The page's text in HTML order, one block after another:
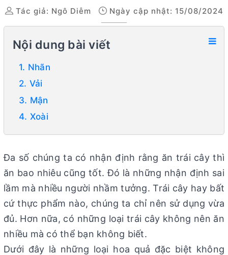
Tác giả: Ngô Diễm Ngày cập nhật: 15/08/2024
Nội dung bài viết
1. Nhãn
2. Vải
3. Mận
4. Xoài
Đa số chúng ta có nhận định rằng ăn trái cây thì
ăn bao nhiêu cũng tốt. Đó là những nhận định sai
lầm mà nhiều người nhầm tưởng. Trái cây hay bất
cứ thực phẩm nào, chúng ta chỉ nên sử dụng vừa
đủ. Hơn nữa, có những loại trái cây không nên ăn
nhiều mà có thể bạn không biết.
Dưới đây là những loại hoa quả đặc biệt không